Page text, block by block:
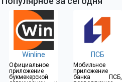
Winline
Официальное
приложение
букмекерской
ПСБ
Мобильное
приложение
банка ПСБ,